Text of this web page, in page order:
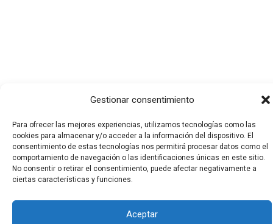
Gestionar consentimiento
Para ofrecer las mejores experiencias, utilizamos tecnologías como las
cookies para almacenar y/o acceder a la información del dispositivo. El
consentimiento de estas tecnologías nos permitirá procesar datos como el
comportamiento de navegación o las identificaciones únicas en este sitio.
No consentir o retirar el consentimiento, puede afectar negativamente a
ciertas características y funciones.
Aceptar
Todos los derechos © 2026 El Funerario Digital | Funciona
gracias aTema Astra para WordPress